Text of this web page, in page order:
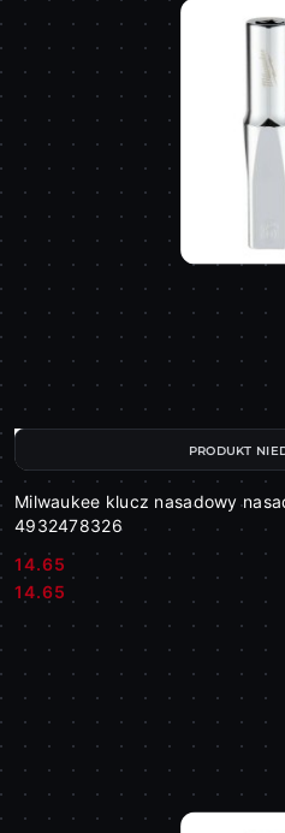
Milwaukee klucz nasadowy
4932478326
Cena:
14.65
Cena:
14.65
PRODUKT